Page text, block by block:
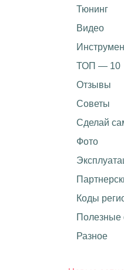
Тюнинг
Видео
ТОП — 10
Отзывы
Советы
Сделай
Фото
Коды
Полезные
Разное